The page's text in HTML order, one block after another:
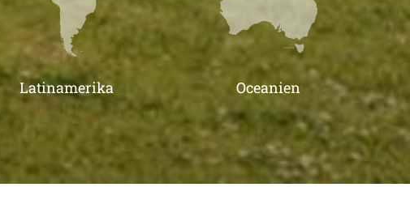
Latinamerika Oceanien